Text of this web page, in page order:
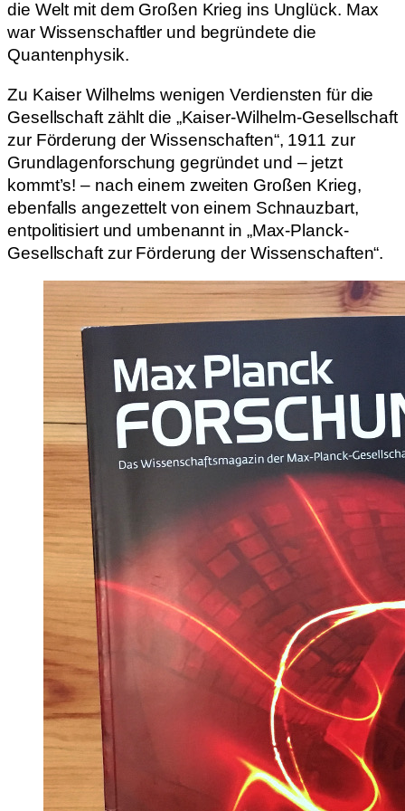
die Welt mit dem Großen Krieg ins Unglück. Max
war Wissenschaftler und begründete die
Quantenphysik.
Zu Kaiser Wilhelms wenigen Verdiensten für die
Gesellschaft zählt die „Kaiser-Wilhelm-Gesellschaft
zur Förderung der Wissenschaften“, 1911 zur
Grundlagenforschung gegründet und – jetzt
kommt’s! – nach einem zweiten Großen Krieg,
ebenfalls angezettelt von einem Schnauzbart,
entpolitisiert und umbenannt in „Max-Planck-
Gesellschaft zur Förderung der Wissenschaften“.